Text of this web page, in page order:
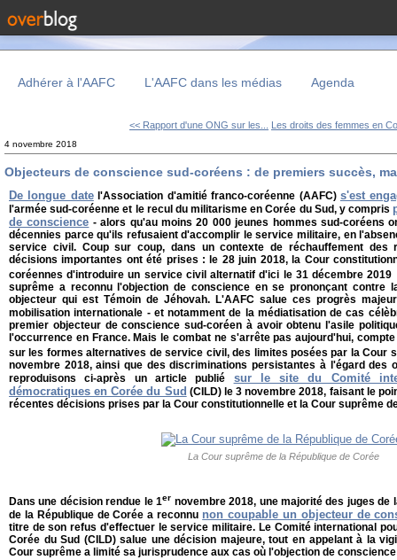
Adhérer à l'AAFC L'AAFC dans les médias Agenda
<< Rapport d'une ONG sur les... Les droits des femmes en
4 novembre 2018
Objecteurs de conscience sud-coréens : de premiers succès,
De longue datel'Association d'amitié franco-coréenne (AAFC) s'est
l'armée sud-coréenne et le recul du militarisme en Corée du Sud, y compris
de conscience - alors qu'au moins 20 000 jeunes hommes sud-coréens
décennies parce qu'ils refusaient d'accomplir le service militaire, en
service civil. Coup sur coup, dans un contexte de réchauffement des
décisions importantes ont été prises : le 28 juin 2018, la Cour
coréennes d'introduire un service civil alternatif d'ici le 31 décembre 2019
suprême a reconnu l'objection de conscience en se prononçant contre
objecteur qui est Témoin de Jéhovah. L'AAFC salue ces progrès
mobilisation internationale - et notamment de la médiatisation de cas
premier objecteur de conscience sud-coréen à avoir obtenu l'asile
l'occurrence en France. Mais le combat ne s'arrête pas aujourd'hui,
sur les formes alternatives de service civil, des limites posées par la Cour
novembre 2018, ainsi que des discriminations persistantes à l'égard des
reproduisons ci-après un article publié sur le site du Comité
démocratiques en Corée du Sud (CILD) le 3 novembre 2018, faisant le
récentes décisions prises par la Cour constitutionnelle et la Cour suprême
La Cour suprême de la République de Corée
Dans une décision rendue le 1er novembre 2018, une majorité des juges
de la République de Corée a reconnu non coupable un objecteur de
titre de son refus d'effectuer le service militaire. Le Comité international
Corée du Sud (CILD) salue une décision majeure, tout en appelant à la
Cour suprême a limité sa jurisprudence aux cas où l'objection de